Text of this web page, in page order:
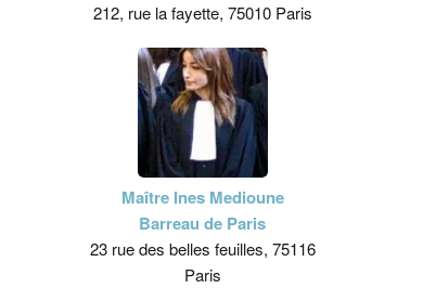
212, rue la fayette, 75010 Paris
Maître Ines Medioune
Barreau de Paris
23 rue des belles feuilles, 75116
Paris